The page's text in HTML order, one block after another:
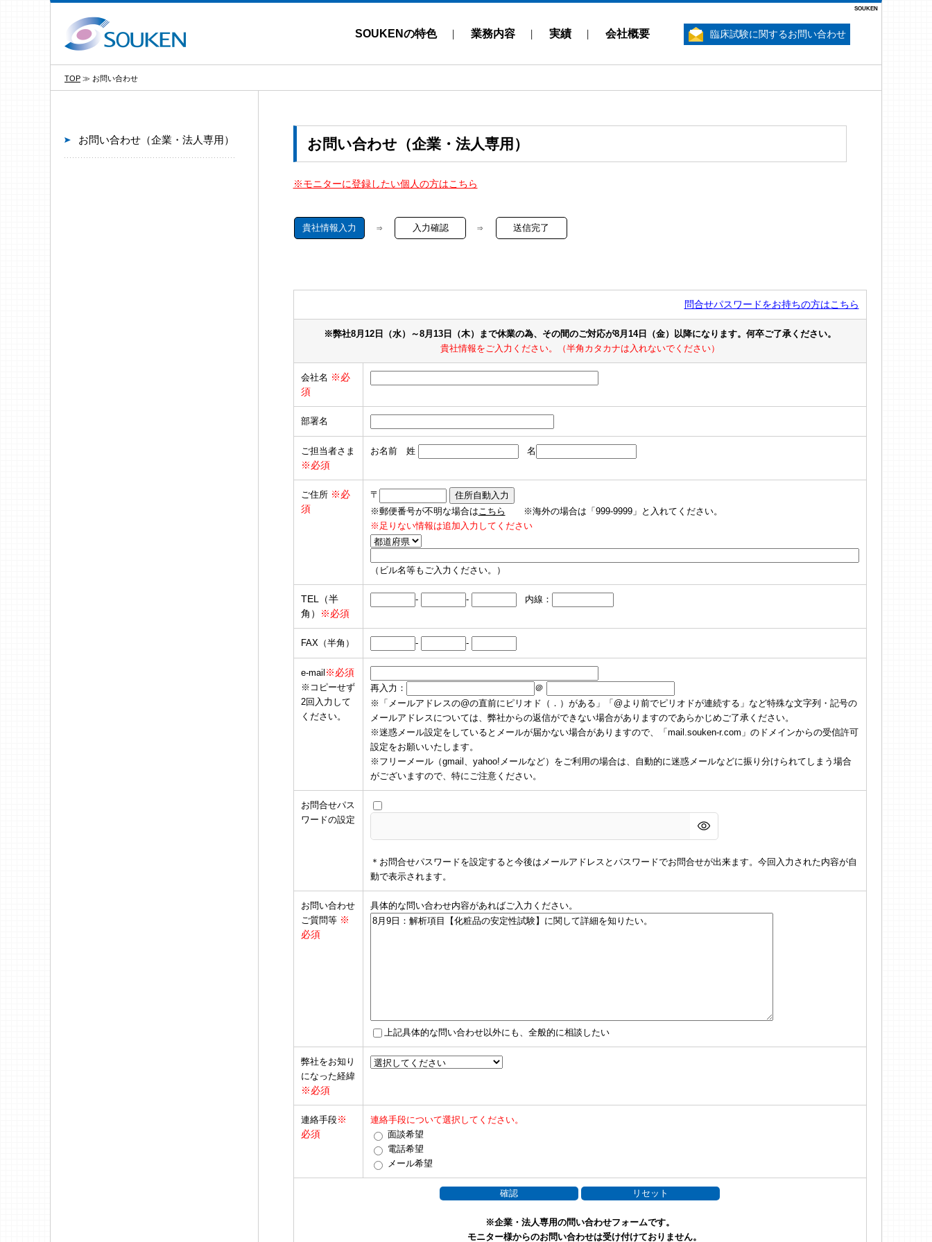
SOUKEN
SOUKENの特色 業務内容 実績 会社概要 臨床試験に関するお問い合わせ
TOP ≫ お問い合わせ
お問い合わせ（企業・法人専用）
※モニターに登録したい個人の方はこちら
貴社情報入力 ⇒ 入力確認 ⇒ 送信完了
問合せパスワードをお持ちの方はこちら
※弊社8月12日（水）～8月13日（木）まで休業の為、その間のご対応が8月14日（金）以降になります。何卒ご了承ください。
貴社情報をご入力ください。（半角カタカナは入れないでください）
会社名 ※必
須
部署名
ご担当者さま
※必須
お名前 姓 名
ご住所 ※必
須
〒
※郵便番号が不明な場合はこちら ※海外の場合は「999-9999」と入れてください。
※足りない情報は追加入力してください
（ビル名等もご入力ください。）
TEL（半
角）
※必須
- - 内線：
FAX（半角） - -
e-mail ※必須
※コピーせず
2回入力して
ください。
再入力：
＠
※「メールアドレスの@の直前にピリオド（．）がある」「@より前でピリオドが連続する」など特殊な文字列・記号の
メールアドレスについては、弊社からの返信ができない場合がありますのであらかじめご了承ください。
※迷惑メール設定をしているとメールが届かない場合がありますので、「mail.souken-r.com」のドメインからの受信許可
設定をお願いいたします。
※フリーメール（gmail、yahoo!メールなど）をご利用の場合は、自動的に迷惑メールなどに振り分けられてしまう場合
がございますので、特にご注意ください。
お問合せパス
ワードの設定
＊お問合せパスワードを設定すると今後はメールアドレスとパスワードでお問合せが出来ます。今回入力された内容が自
動で表示されます。
お問い合わせ
ご質問等 ※
必須
具体的な問い合わせ内容があればご入力ください。
上記具体的な問い合わせ以外にも、全般的に相談したい
弊社をお知り
になった経緯
※必須
連絡手段※
必須
連絡手段について選択してください。
面談希望
電話希望
メール希望
※企業・法人専用の問い合わせフォームです。
モニター様からのお問い合わせは受け付けておりません。
お問い合わせ（企業・法人専用）